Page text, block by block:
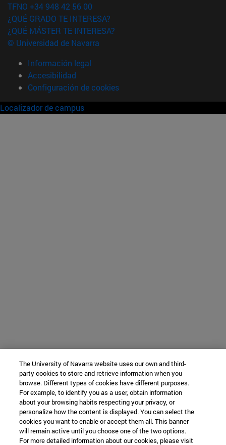
TFNO +34 948 42 56 00
¿QUÉ GRADO TE INTERESA?
¿QUÉ MÁSTER TE INTERESA?
© Universidad de Navarra
Información legal
Accesibilidad
Configuración de cookies
Localizador de campus
The University of Navarra website uses our own and third-
party cookies to store and retrieve information when you
browse. Different types of cookies have different purposes.
For example, to identify you as a user, obtain information
about your browsing habits respecting your privacy, or
personalize how the content is displayed. You can select the
cookies you want to enable or accept them all. This banner
will remain active until you choose one of the two options.
For more detailed information about our cookies, please visit